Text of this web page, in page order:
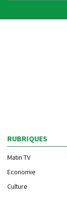
RUBRIQUES
Matin TV
Economie
Culture